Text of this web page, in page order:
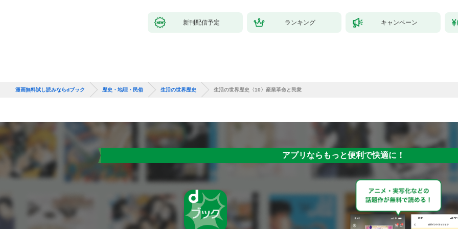
新刊配信予定 ランキング キャンペーン
漫画無料試し読みならdブック 歴史・地理・民俗 生活の世界歴史 生活の世界歴史〈10〉産業革命と民衆
アプリならもっと便利で快適に！